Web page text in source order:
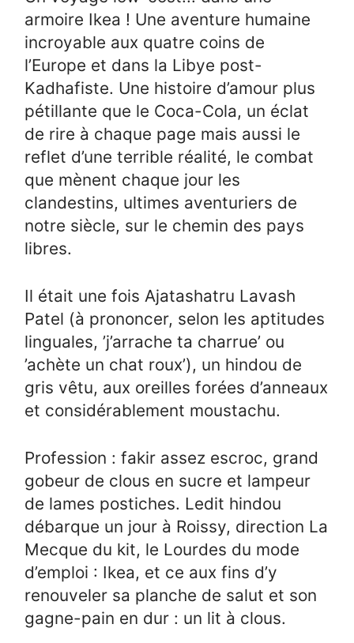
armoire Ikea ! Une aventure humaine
incroyable aux quatre coins de
l’Europe et dans la Libye post-
Kadhafiste. Une histoire d’amour plus
pétillante que le Coca-Cola, un éclat
de rire à chaque page mais aussi le
reflet d’une terrible réalité, le combat
que mènent chaque jour les
clandestins, ultimes aventuriers de
notre siècle, sur le chemin des pays
libres.
Il était une fois Ajatashatru Lavash
Patel (à prononcer, selon les aptitudes
linguales, ’j’arrache ta charrue’ ou
’achète un chat roux’), un hindou de
gris vêtu, aux oreilles forées d’anneaux
et considérablement moustachu.
Profession : fakir assez escroc, grand
gobeur de clous en sucre et lampeur
de lames postiches. Ledit hindou
débarque un jour à Roissy, direction La
Mecque du kit, le Lourdes du mode
d’emploi : Ikea, et ce aux fins d’y
renouveler sa planche de salut et son
gagne-pain en dur : un lit à clous.